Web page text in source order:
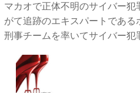
マカオで正体不明のサイバー
がて追跡のエキスパートであ
刑事チームを率いてサイバー犯